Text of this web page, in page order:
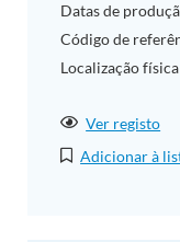
Datas de
Código de
Localização física
Ver registo
Adicionar à